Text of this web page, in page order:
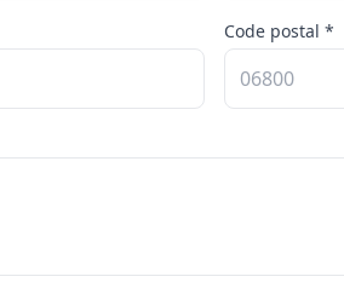
Code postal *